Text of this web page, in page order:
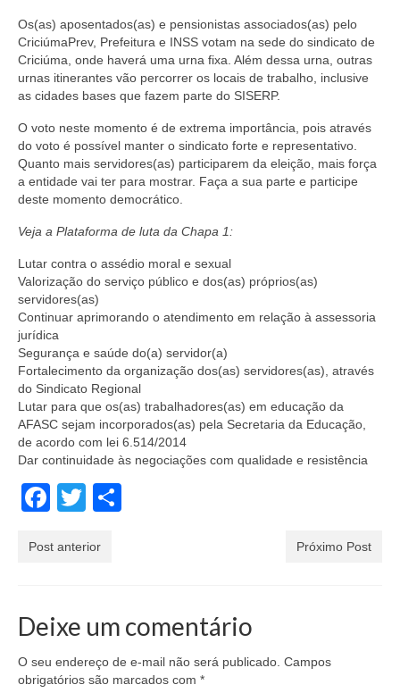
Os(as) aposentados(as) e pensionistas associados(as) pelo
CriciúmaPrev, Prefeitura e INSS votam na sede do sindicato de
Criciúma, onde haverá uma urna fixa. Além dessa urna, outras
urnas itinerantes vão percorrer os locais de trabalho, inclusive
as cidades bases que fazem parte do SISERP.
O voto neste momento é de extrema importância, pois através
do voto é possível manter o sindicato forte e representativo.
Quanto mais servidores(as) participarem da eleição, mais força
a entidade vai ter para mostrar. Faça a sua parte e participe
deste momento democrático.
Veja a Plataforma de luta da Chapa 1:
Lutar contra o assédio moral e sexual
Valorização do serviço público e dos(as) próprios(as)
servidores(as)
Continuar aprimorando o atendimento em relação à assessoria
jurídica
Segurança e saúde do(a) servidor(a)
Fortalecimento da organização dos(as) servidores(as), através
do Sindicato Regional
Lutar para que os(as) trabalhadores(as) em educação da
AFASC sejam incorporados(as) pela Secretaria da Educação,
de acordo com lei 6.514/2014
Dar continuidade às negociações com qualidade e resistência
Facebook
Twitter
Post anterior Próximo Post
Deixe um comentário
O seu endereço de e-mail não será publicado. Campos
obrigatórios são marcados com *